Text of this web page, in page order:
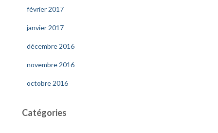
février 2017
janvier 2017
décembre 2016
novembre 2016
octobre 2016
Catégories